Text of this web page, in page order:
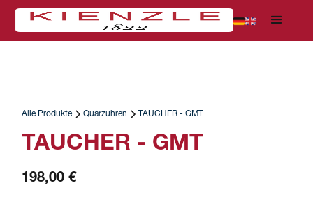
Alle Produkte Quarzuhren TAUCHER - GMT
TAUCHER - GMT
198,00 €